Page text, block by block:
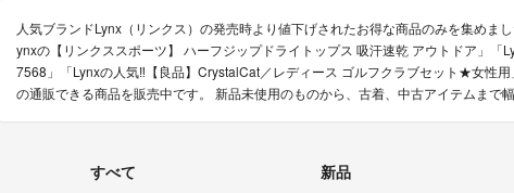
人気ブランドLynx（リンクス）の発売時より値下げされたお得な商品のみを集めま
ynxの【リンクススポーツ】 ハーフジップドライトップス 吸汗速乾 アウトドア」
7568」「Lynxの人気‼️【良品】CrystalCat／レディース ゴルフクラブセット★女性
の通販できる商品を販売中です。 新品未使用のものから、古着、中古アイテムまで幅
すべて 新品